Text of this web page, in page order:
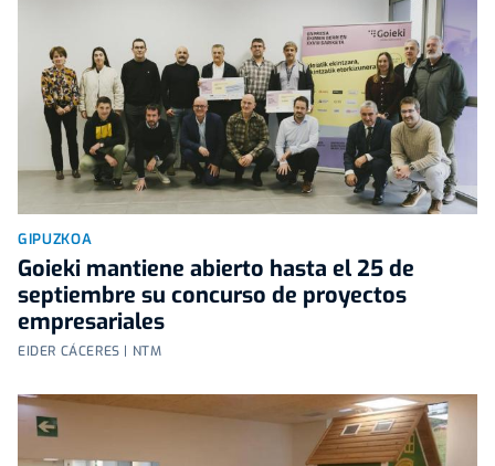
GIPUZKOA
Goieki mantiene abierto hasta el 25 de
septiembre su concurso de proyectos
empresariales
EIDER CÁCERES | NTM